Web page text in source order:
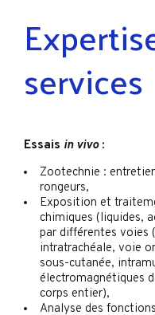
services
Essais in vivo:
Zootechnie :
rongeurs,
Exposition et
chimiques (liquides,
par différentes voies
intratrachéale, voie
sous-cutanée,
électromagnétiques
corps entier),
Analyse des